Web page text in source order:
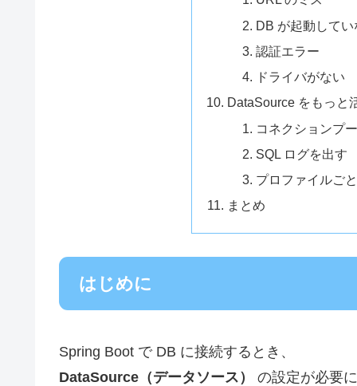
DB が起動してい
認証エラー
ドライバがない
DataSource をもっと
コネクションプ
SQL ログを出す
プロファイルご
まとめ
はじめに
Spring Boot で DB に接続するとき、
DataSource（データソース）
の設定が必要